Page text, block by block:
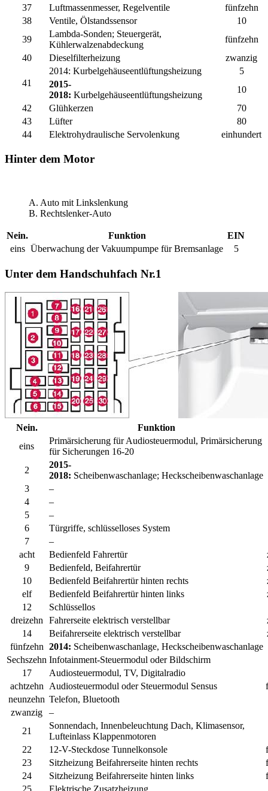
37
Luftmassenmesser, Regelventile
fünfzehn
38
Ventile, Ölstandssensor
10
39
Lambda-Sonden; Steuergerät,
Kühlerwalzenabdeckung
fünfzehn
40
Dieselfilterheizung zwanzig
41
2014: Kurbelgehäuseentlüftungsheizung
5
2015-
2018: Kurbelgehäuseentlüftungsheizung
10
42
Glühkerzen
70
43
Lüfter
80
44
Elektrohydraulische Servolenkung einhundert
Hinter dem Motor
A. Auto mit Linkslenkung
B. Rechtslenker-Auto
Nein. Funktion
EIN
eins Überwachung der Vakuumpumpe für Bremsanlage 5
Unter dem Handschuhfach Nr.1
Nein.
Funktion
eins
Primärsicherung für Audiosteuermodul, Primärsicherung
für Sicherungen 16-20
2
2015-
2018: Scheibenwaschanlage; Heckscheibenwaschanlage
3
–
4
–
5
–
6
Türgriffe, schlüsselloses System
7
–
acht
Bedienfeld Fahrertür
9
Bedienfeld, Beifahrertür
10
Bedienfeld Beifahrertür hinten rechts
elf
Bedienfeld Beifahrertür hinten links
12
Schlüssellos
dreizehn
Fahrerseite elektrisch verstellbar
14
Beifahrerseite elektrisch verstellbar
fünfzehn 2014: Scheibenwaschanlage, Heckscheibenwaschanlage
Sechszehn Infotainment-Steuermodul oder Bildschirm
17
Audiosteuermodul, TV, Digitalradio
achtzehn
Audiosteuermodul oder Steuermodul Sensus
neunzehn Telefon, Bluetooth
zwanzig
–
21
Sonnendach, Innenbeleuchtung Dach, Klimasensor,
Lufteinlass Klappenmotoren
22
12-V-Steckdose Tunnelkonsole
23
Sitzheizung Beifahrerseite hinten rechts
24
Sitzheizung Beifahrerseite hinten links
25
Elektrische Zusatzheizung